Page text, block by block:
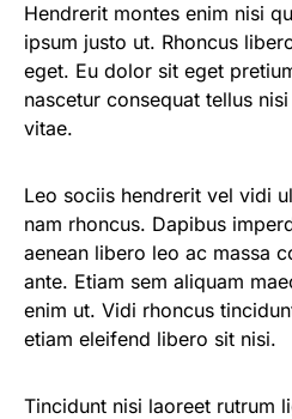
Hendrerit montes enim nisi
ipsum justo ut. Rhoncus
eget. Eu dolor sit eget
nascetur consequat tellus
vitae.
Leo sociis hendrerit vel vidi
nam rhoncus. Dapibus
aenean libero leo ac massa
ante. Etiam sem aliquam
enim ut. Vidi rhoncus
etiam eleifend libero sit nisi.
Tincidunt nisi laoreet rutrum